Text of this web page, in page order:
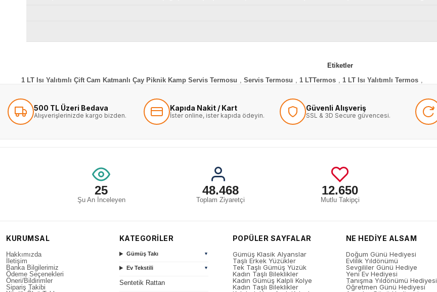
Etiketler
1 LT Isı Yalıtımlı Çift Cam Katmanlı Çay Piknik Kamp Servis Termosu , Servis Termosu , 1 LTTermos , 1 LT Isı Yalıtımlı Termos ,
500 TL Üzeri Bedava
Alışverişlerinizde kargo bizden.
Kapıda Nakit / Kart
İster online, ister kapıda ödeyin.
Güvenli Alışveriş
SSL & 3D Secure güvencesi.
25
Şu An İnceleyen
48.468
Toplam Ziyaretçi
12.650
Mutlu Takipçi
KURUMSAL
Hakkımızda
İletişim
Banka Bilgilerimiz
Ödeme Seçenekleri
Öneri/Bildirimler
Sipariş Takibi
KATEGORİLER
Gümüş Takı ▼
Ev Tekstili ▼
Sentetik Rattan
POPÜLER SAYFALAR
Gümüş Klasik Alyanslar
Taşlı Erkek Yüzükler
Tek Taşlı Gümüş Yüzük
Kadın Taşlı Bileklikler
Kadın Gümüş Kalpli Kolye
Kadın Taşlı Bileklikler
NE HEDİYE ALSAM
Doğum Günü Hediyesi
Evlilik Yıldönümü
Sevgililer Günü Hediye
Yeni Ev Hediyesi
Tanışma Yıldönümü Hediyesi
Öğretmen Günü Hediyesi